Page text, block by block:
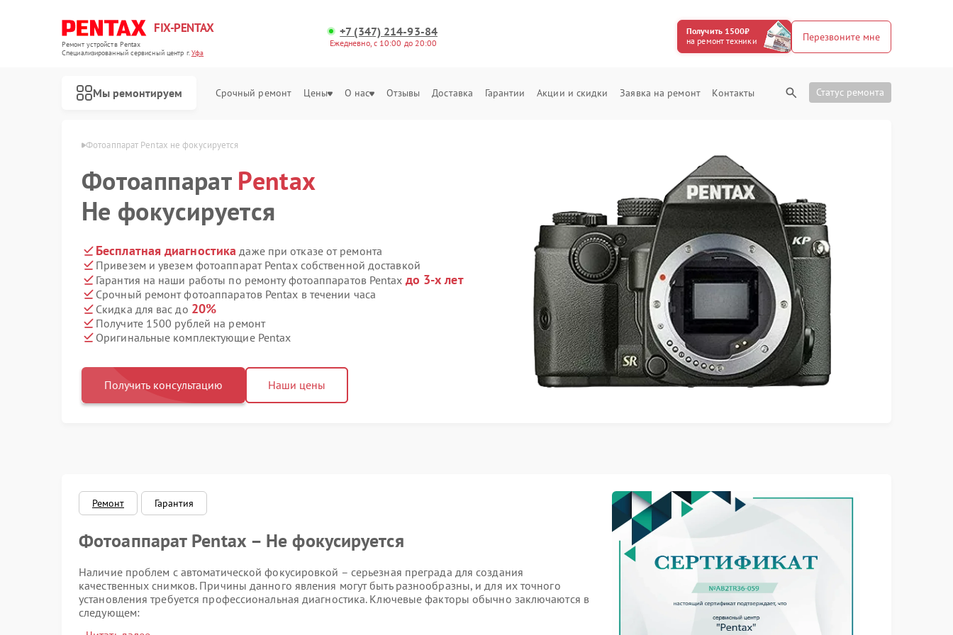
FIX-PENTAX
Ремонт устройств Pentax
Специализированный cервисный центр г.Уфа
+7 (347) 214-93-84
Ежедневно, с 10:00 до 20:00
Получить 1500₽
на ремонт техники
Перезвоните мне
Мы ремонтируем Срочный ремонт Цены О нас Отзывы Доставка Гарантии Акции и скидки Заявка на ремонт Контакты Статус ремонта
Pentax в Уфе Фотоаппарат Pentax не фокусируется
Фотоаппарат Pentax
Не фокусируется
Бесплатная диагностика даже при отказе от ремонта
Привезем и увезем фотоаппарат Pentax собственной доставкой
Гарантия на наши работы по ремонту фотоаппаратов Pentax до 3-х лет
Срочный ремонт фотоаппаратов Pentax в течении часа
Скидка для вас до 20%
Получите 1500 рублей на ремонт
Оригинальные комплектующие Pentax
Получить консультацию Наши цены
Ремонт Гарантия
Фотоаппарат Pentax – Не фокусируется
Наличие проблем с автоматической фокусировкой – серьезная преграда для создания
качественных снимков. Причины данного явления могут быть разнообразны, и для их точного
установления требуется профессиональная диагностика. Ключевые факторы обычно заключаются в
следующем: